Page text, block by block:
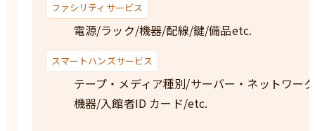
ファシリティサービス
電源/ラック/機器/配線/鍵/備品etc.
スマートハンズサービス
テープ・メディア種別/サーバー・ネットワーク
機器/入館者ID カード/etc.